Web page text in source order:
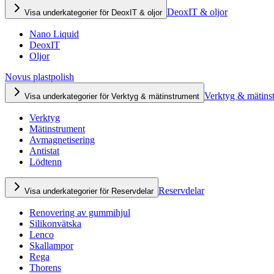
Visa underkategorier för DeoxIT & oljor DeoxIT & oljor
Nano Liquid
DeoxIT
Oljor
Novus plastpolish
Visa underkategorier för Verktyg & mätinstrument Verktyg &
Verktyg
Mätinstrument
Avmagnetisering
Antistat
Lödtenn
Visa underkategorier för Reservdelar Reservdelar
Renovering av gummihjul
Silikonvätska
Lenco
Skallampor
Rega
Thorens